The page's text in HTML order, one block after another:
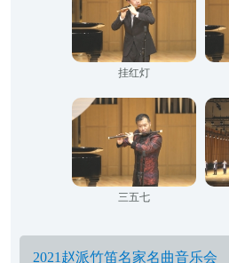
挂红灯
三五七
2021赵派竹笛名家名曲音乐会